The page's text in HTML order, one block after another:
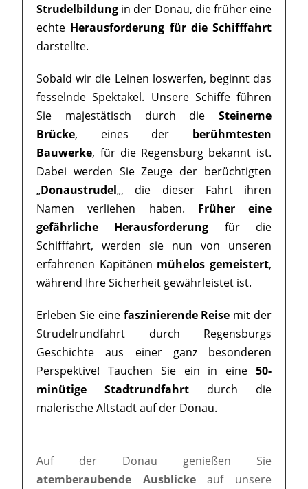
Strudelbildung in der Donau, die früher eine
echte Herausforderung für die Schifffahrt
darstellte.
Sobald wir die Leinen loswerfen, beginnt das
fesselnde Spektakel. Unsere Schiffe führen
Sie majestätisch durch die Steinerne
Brücke, eines der berühmtesten
Bauwerke, für die Regensburg bekannt ist.
Dabei werden Sie Zeuge der berüchtigten
„Donaustrudel„, die dieser Fahrt ihren
Namen verliehen haben. Früher eine
gefährliche Herausforderung für die
Schifffahrt, werden sie nun von unseren
erfahrenen Kapitänen mühelos gemeistert,
während Ihre Sicherheit gewährleistet ist.
Erleben Sie eine faszinierende Reise mit der
Strudelrundfahrt durch Regensburgs
Geschichte aus einer ganz besonderen
Perspektive! Tauchen Sie ein in eine 50-
minütige Stadtrundfahrt durch die
malerische Altstadt auf der Donau.
Auf der Donau genießen Sie
atemberaubende Ausblickeauf unsere